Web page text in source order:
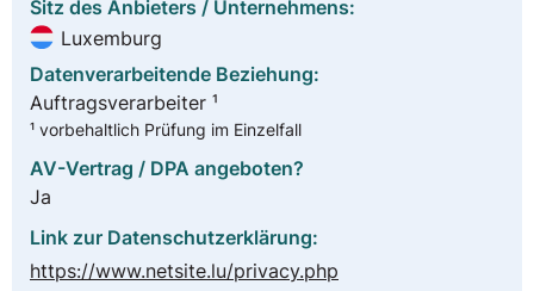
Sitz des Anbieters / Unternehmens:
Luxemburg
Datenverarbeitende Beziehung:
Auftragsverarbeiter ¹
¹ vorbehaltlich Prüfung im Einzelfall
AV-Vertrag / DPA angeboten?
Ja
Link zur Datenschutzerklärung:
https://www.netsite.lu/privacy.php